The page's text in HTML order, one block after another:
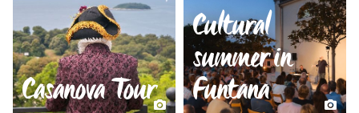
Casanova Tour
Cultural
summer in
Funtana